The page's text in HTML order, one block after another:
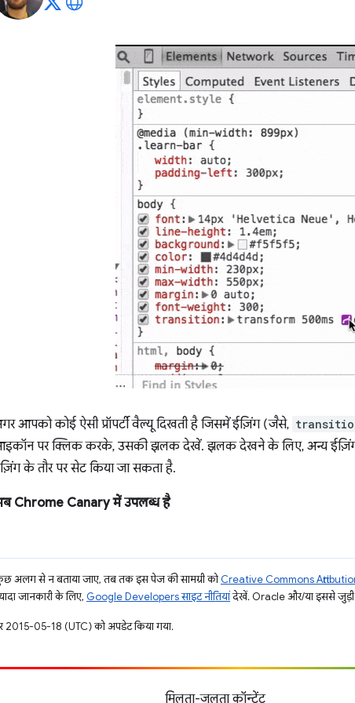
आपको कोई ऐसी प्रॉपर्टी वैल्यू दिखती है जिसमें ईज़िंग (जैसे,
पर क्लिक करके, उसकी झलक देखें. झलक देखने के लिए, अन्य ईज़िंग
के तौर पर सेट किया जा सकता है.
Chrome Canary में उपलब्ध है
अलग से न बताया जाए, तब तक इस पेज की सामग्री कोCreative Commons
जानकारी के लिए, Google Developers साइट नीतियांदेखें. Oracle और/या इससे जुड़ी
2015-05-18 (UTC) को अपडेट किया गया.
मिलता-जुलता कॉन्टेंट